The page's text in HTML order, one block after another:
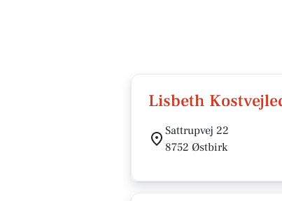
Lisbeth
Sattrupvej 22
8752 Østbirk